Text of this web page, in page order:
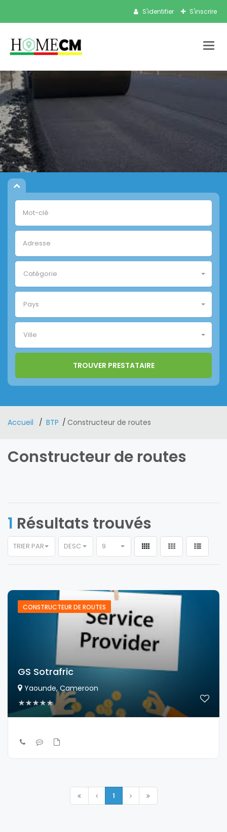
S'identifier S'inscrire
Catégorie
Pays
Ville
Accueil BTP Constructeur de routes
Constructeur de routes
1 Résultats trouvés
TRIER PAR DESC 9
CONSTRUCTEUR DE ROUTES
GS Sotrafric
Yaounde, Cameroon
1